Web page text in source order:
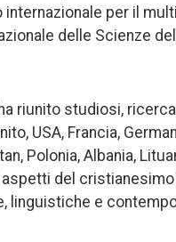
per il
delle Scienze
riunito studiosi,
USA, Francia,
Polonia, Albania,
aspetti del
linguistiche e